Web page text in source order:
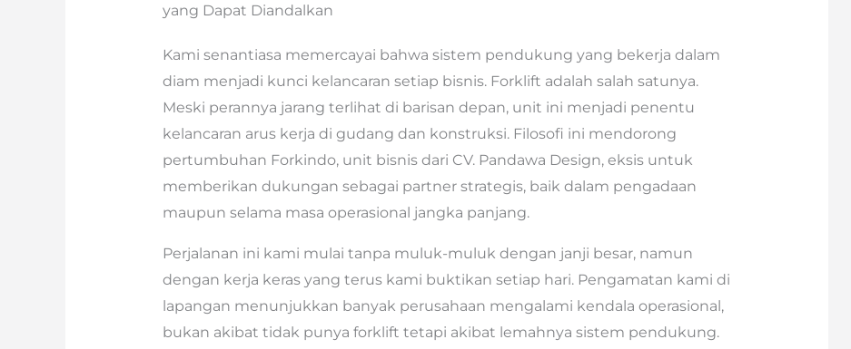
yang Dapat Diandalkan
Kami senantiasa memercayai bahwa sistem pendukung yang bekerja dalam
diam menjadi kunci kelancaran setiap bisnis. Forklift adalah salah satunya.
Meski perannya jarang terlihat di barisan depan, unit ini menjadi penentu
kelancaran arus kerja di gudang dan konstruksi. Filosofi ini mendorong
pertumbuhan Forkindo, unit bisnis dari CV. Pandawa Design, eksis untuk
memberikan dukungan sebagai partner strategis, baik dalam pengadaan
maupun selama masa operasional jangka panjang.
Perjalanan ini kami mulai tanpa muluk-muluk dengan janji besar, namun
dengan kerja keras yang terus kami buktikan setiap hari. Pengamatan kami di
lapangan menunjukkan banyak perusahaan mengalami kendala operasional,
bukan akibat tidak punya forklift tetapi akibat lemahnya sistem pendukung.